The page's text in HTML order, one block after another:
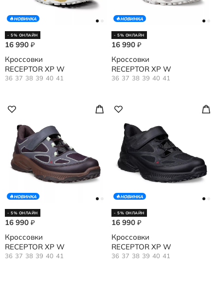
НОВИНКА
- 5% ОНЛАЙН
16 990 ₽
Кроссовки
RECEPTOR XP W
36 37 38 39 40 41
НОВИНКА
- 5% ОНЛАЙН
16 990 ₽
Кроссовки
RECEPTOR XP W
36 37 38 39 40 41
НОВИНКА
- 5% ОНЛАЙН
16 990 ₽
Кроссовки
RECEPTOR XP W
36 37 38 39 40 41
НОВИНКА
- 5% ОНЛАЙН
16 990 ₽
Кроссовки
RECEPTOR XP W
36 37 38 39 40 41